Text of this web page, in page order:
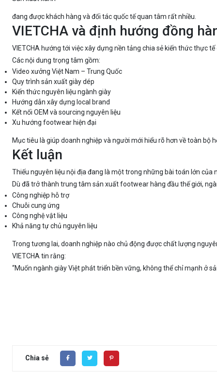
đang được khách hàng và đối tác quốc tế quan tâm rất nhiều.
VIETCHA và định hướng đồng
VIETCHA hướng tới việc xây dựng nền tảng chia sẻ kiến thức thực
Các nội dung trọng tâm gồm:
Video xưởng Việt Nam – Trung Quốc
Quy trình sản xuất giày dép
Kiến thức nguyên liệu ngành giày
Hướng dẫn xây dựng local brand
Kết nối OEM và sourcing nguyên liệu
Xu hướng footwear hiện đại
Mục tiêu là giúp doanh nghiệp và người mới hiểu rõ hơn về toàn bộ
Kết luận
Thiếu nguyên liệu nội địa đang là một trong những bài toán lớn của
Dù đã trở thành trung tâm sản xuất footwear hàng đầu thế giới,
Công nghiệp hỗ trợ
Chuỗi cung ứng
Công nghệ vật liệu
Khả năng tự chủ nguyên liệu
Trong tương lai, doanh nghiệp nào chủ động được chất lượng
VIETCHA tin rằng:
“Muốn ngành giày Việt phát triển bền vững, không thể chỉ mạnh ở
Chia sẻ